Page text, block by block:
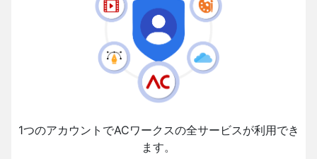
1つのアカウントでACワークスの全サービスが利用でき
ます。